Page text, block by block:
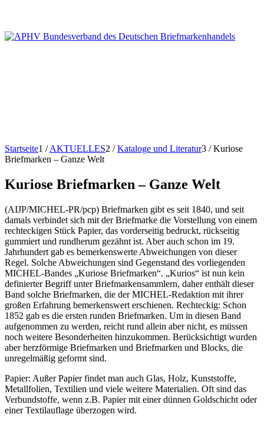
Startseite1 / AKTUELLES2 / Kataloge und Literatur3 / Kuriose
Briefmarken – Ganze Welt
Kuriose Briefmarken – Ganze Welt
(AIJP/MICHEL-PR/pcp) Briefmarken gibt es seit 1840, und seit
damals verbindet sich mit der Briefmarke die Vorstellung von einem
rechteckigen Stück Papier, das vorderseitig bedruckt, rückseitig
gummiert und rundherum gezähnt ist. Aber auch schon im 19.
Jahrhundert gab es bemerkenswerte Abweichungen von dieser
Regel. Solche Abweichungen sind Gegenstand des vorliegenden
MICHEL-Bandes „Kuriose Briefmarken“. „Kurios“ ist nun kein
definierter Begriff unter Briefmarkensammlern, daher enthält dieser
Band solche Briefmarken, die der MICHEL-Redaktion mit ihrer
großen Erfahrung bemerkenswert erschienen. Rechteckig: Schon
1852 gab es die ersten runden Briefmarken. Um in diesen Band
aufgenommen zu werden, reicht rund allein aber nicht, es müssen
noch weitere Besonderheiten hinzukommen. Berücksichtigt wurden
aber herzförmige Briefmarken und Briefmarken und Blocks, die
unregelmäßig geformt sind.
Papier: Außer Papier findet man auch Glas, Holz, Kunststoffe,
Metallfolien, Textilien und viele weitere Materialien. Oft sind das
Verbundstoffe, wenn z.B. Papier mit einer dünnen Goldschicht oder
einer Textilauflage überzogen wird.